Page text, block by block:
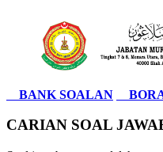
BANK SOALAN
CARIAN SOAL